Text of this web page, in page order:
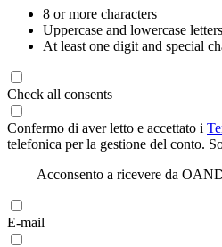
8 or more characters
Uppercase and lowercase letters
At least one digit and special
Check all consents
Confermo di aver letto e accettato i
telefonica per la gestione del conto.
Acconsento a ricevere da
E-mail